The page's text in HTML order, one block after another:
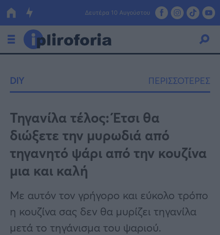
Δευτέρα 10 Αυγούστου
Οικονομία
Πολιτική
Τράπεζες
Επιδοτήσεις
ΕΣΠΑ
Κόσμος
Lifestyle
Αθλητικά
Υγεία
DIY ΠΕΡΙΣΣΟΤΕΡΕΣ
Τηγανίλα τέλος: Έτσι θα
διώξετε την μυρωδιά από
τηγανητό ψάρι από την κουζίνα
μια και καλή
Με αυτόν τον γρήγορο και εύκολο τρόπο
η κουζίνα σας δεν θα μυρίζει τηγανίλα
μετά το τηγάνισμα του ψαριού.